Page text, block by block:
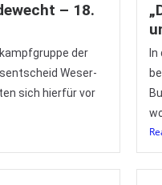
– 18.
der
Weser-
sich hierfür vor